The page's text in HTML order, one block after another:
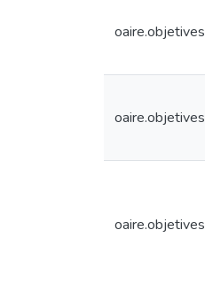
oaire.objetives
oaire.objetives
oaire.objetives